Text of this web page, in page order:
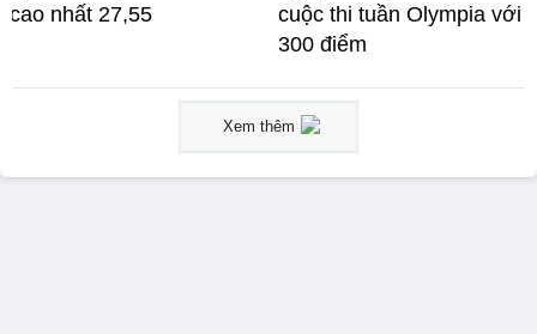
cao nhất 27,55
cuộc thi tuần Olympia với
300 điểm
Xem thêm